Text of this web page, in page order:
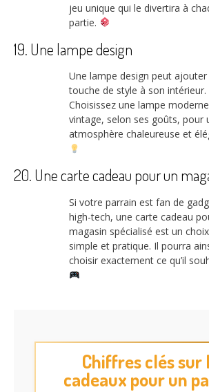
jeu unique qui le divertira à
partie.
19. Une lampe design
Une lampe design peut ajouter
touche de style à son intérieur.
Choisissez une lampe
vintage, selon ses goûts, pour
atmosphère chaleureuse et
20. Une carte cadeau pour un
Si votre parrain est fan de
high-tech, une carte cadeau
magasin spécialisé est un choix
simple et pratique. Il pourra
choisir exactement ce qu’il
Chiffres clés sur
cadeaux pour un